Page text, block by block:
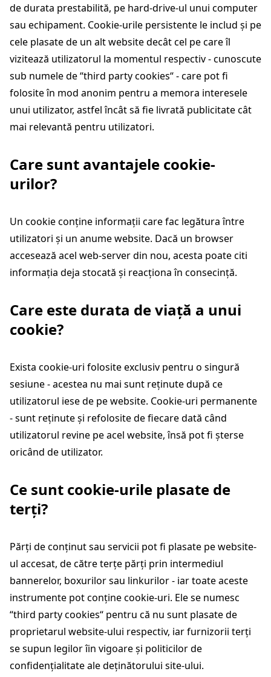
de durata prestabilită, pe hard-drive-ul unui computer
sau echipament. Cookie-urile persistente le includ și pe
cele plasate de un alt website decât cel pe care îl
vizitează utilizatorul la momentul respectiv - cunoscute
sub numele de “third party cookies“ - care pot fi
folosite în mod anonim pentru a memora interesele
unui utilizator, astfel încât să fie livrată publicitate cât
mai relevantă pentru utilizatori.
Care sunt avantajele cookie-
urilor?
Un cookie conține informații care fac legătura între
utilizatori și un anume website. Dacă un browser
accesează acel web-server din nou, acesta poate citi
informația deja stocată și reacționa în consecință.
Care este durata de viață a unui
cookie?
Exista cookie-uri folosite exclusiv pentru o singură
sesiune - acestea nu mai sunt reținute după ce
utilizatorul iese de pe website. Cookie-uri permanente
- sunt reținute și refolosite de fiecare dată când
utilizatorul revine pe acel website, însă pot fi șterse
oricând de utilizator.
Ce sunt cookie-urile plasate de
terți?
Părți de conținut sau servicii pot fi plasate pe website-
ul accesat, de către terțe părți prin intermediul
bannerelor, boxurilor sau linkurilor - iar toate aceste
instrumente pot conține cookie-uri. Ele se numesc
“third party cookies“ pentru că nu sunt plasate de
proprietarul website-ului respectiv, iar furnizorii terți
se supun legilor îin vigoare și politicilor de
confidențialitate ale deținătorului site-ului.